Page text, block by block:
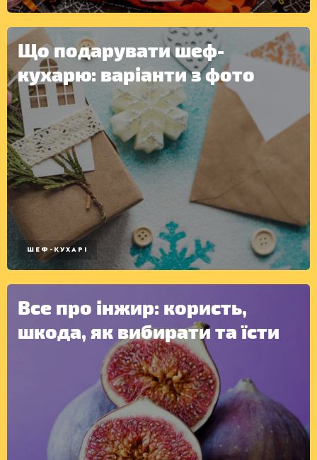
КОНСЕРВАЦІЯ
Що подарувати шеф-
кухарю: варіанти з фото
ШЕФ-КУХАРІ
Все про інжир: користь,
шкода, як вибирати та їсти